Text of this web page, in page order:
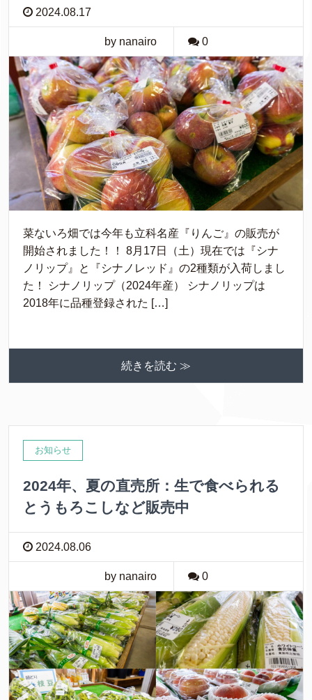
2024.08.17
by nanairo 0
菜ないろ畑では今年も立科名産『りんご』の販売が
開始されました！！ 8月17日（土）現在では『シナ
ノリップ』と『シナノレッド』の2種類が入荷しまし
た！ シナノリップ（2024年産） シナノリップは
2018年に品種登録された […]
続きを読む ≫
お知らせ
2024年、夏の直売所：生で食べられる
とうもろこしなど販売中
2024.08.06
by nanairo 0